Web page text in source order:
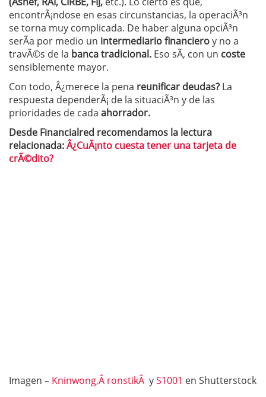
encontrÃ¡ndose en esas circunstancias, la operaciÃ³n
se torna muy complicada. De haber alguna opciÃ³n
serÃ­a por medio un intermediario financieroy no a
travÃ©s de la banca tradicional. Eso sÃ­, con un coste
sensiblemente mayor.
Con todo, Â¿merece la pena reunificar deudas? La
respuesta dependerÃ¡ de la situaciÃ³n y de las
prioridades de cada ahorrador.
Desde Financialred recomendamos la lectura
relacionada:Â¿CuÃ¡nto cuesta tener una tarjeta de
crÃ©dito?
Imagen – Kninwong,Â ronstikÂ yS1001 en Shutterstock